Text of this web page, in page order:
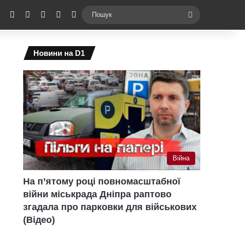
Facebook YouTubeInstagramTelegramSwitch skin
Новини на D1
Війна
На п’ятому році повномасштабної
війни міськрада Дніпра раптово
згадала про парковки для військових
(Відео)